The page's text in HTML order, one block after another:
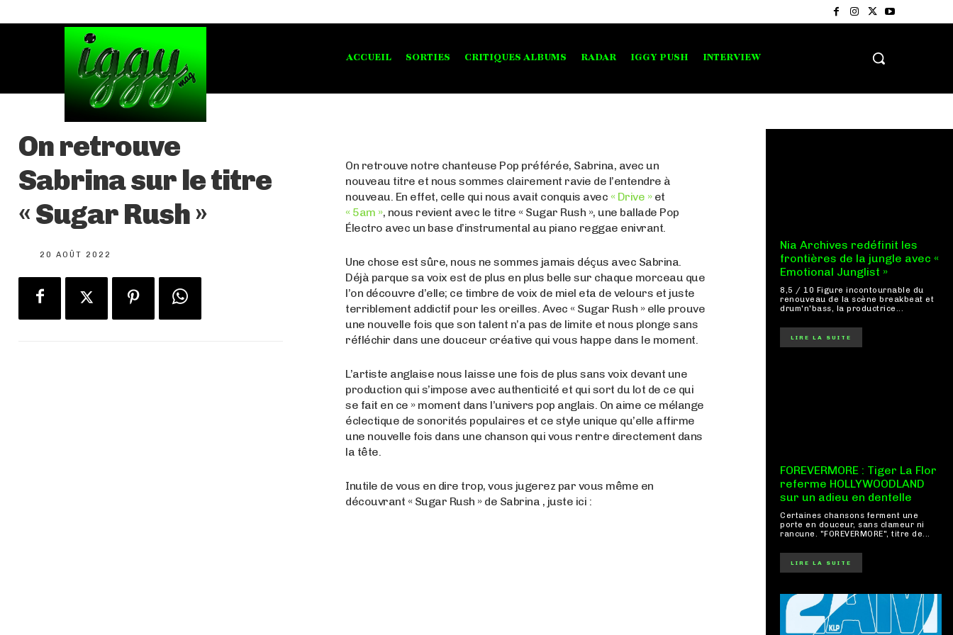
ACCUEIL SORTIES CRITIQUES ALBUMS RADAR IGGY PUSH INTERVIEW
On retrouve
Sabrina sur le titre
« Sugar Rush »
20 AOÛT 2022
On retrouve notre chanteuse Pop préférée, Sabrina, avec un
nouveau titre et nous sommes clairement ravie de l’entendre à
nouveau. En effet, celle qui nous avait conquis avec « Drive »et
« 5am », nous revient avec le titre « Sugar Rush », une ballade Pop
Électro avec un base d’instrumental au piano reggae enivrant.
Une chose est sûre, nous ne sommes jamais déçus avec Sabrina.
Déjà parque sa voix est de plus en plus belle sur chaque morceau que
l’on découvre d’elle; ce timbre de voix de miel eta de velours et juste
terriblement addictif pour les oreilles. Avec « Sugar Rush » elle prouve
une nouvelle fois que son talent n’a pas de limite et nous plonge sans
réfléchir dans une douceur créative qui vous happe dans le moment.
L’artiste anglaise nous laisse une fois de plus sans voix devant une
production qui s’impose avec authenticité et qui sort du lot de ce qui
se fait en ce » moment dans l’univers pop anglais. On aime ce mélange
éclectique de sonorités populaires et ce style unique qu’elle affirme
une nouvelle fois dans une chanson qui vous rentre directement dans
la tête.
Inutile de vous en dire trop, vous jugerez par vous même en
découvrant « Sugar Rush » de Sabrina , juste ici :
Nia Archives redéfinit les
frontières de la jungle avec «
Emotional Junglist »
8,5 / 10 Figure incontournable du
renouveau de la scène breakbeat et
drum'n'bass, la productrice...
LIRE LA SUITE
FOREVERMORE : Tiger La Flor
referme HOLLYWOODLAND
sur un adieu en dentelle
Certaines chansons ferment une
porte en douceur, sans clameur ni
rancune. "FOREVERMORE", titre de...
LIRE LA SUITE